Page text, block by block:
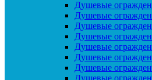
Душевые
Душевые
Душевые
Душевые
Душевые
Душевые
Душевые
Душевые